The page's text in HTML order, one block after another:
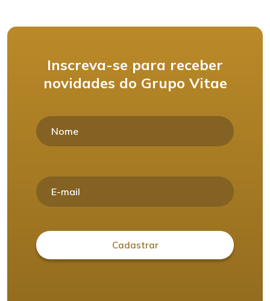
Inscreva-se para receber
novidades do Grupo Vitae